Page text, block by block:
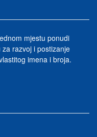
mjestu ponudi
razvoj i postizanje
imena i broja.